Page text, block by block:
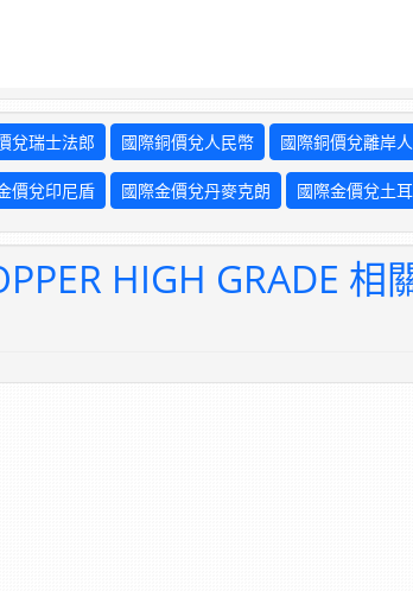
兌瑞士法郎 國際銅價兌人民幣 國際銅價兌離岸
價兌印尼盾 國際金價兌丹麥克朗 國際金價兌土
HIGH GRADE 相